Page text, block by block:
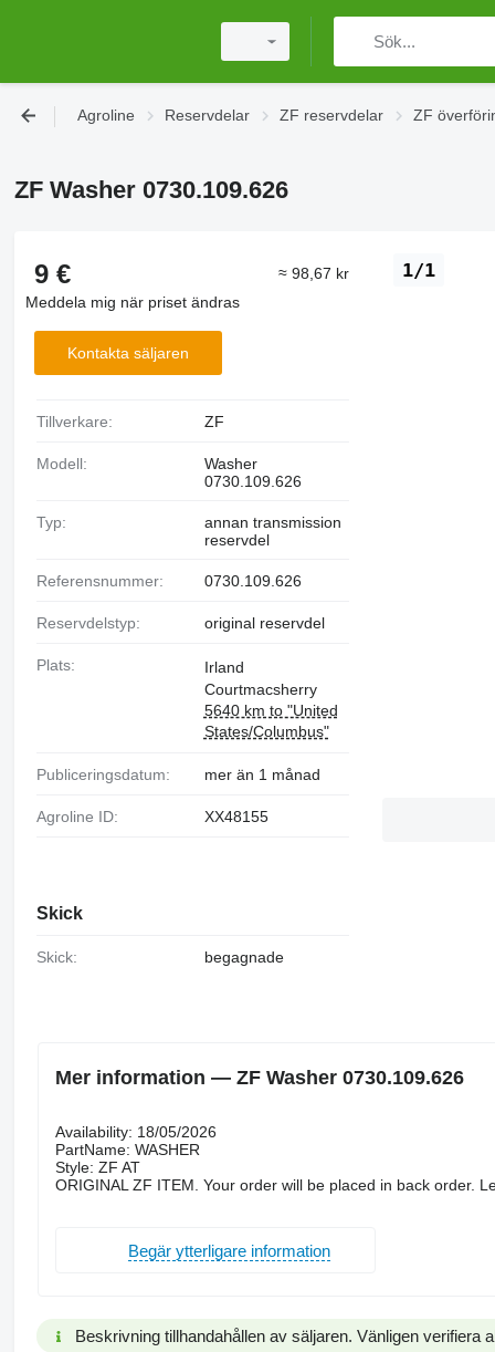
Agroline Reservdelar ZF reservdelar ZF
ZF Washer 0730.109.626
1/1
9 €
≈ 98,67 kr
Meddela mig när priset ändras
Kontakta säljaren
Tillverkare: ZF
Modell:
Washer
0730.109.626
Typ:
annan transmission
reservdel
Referensnummer: 0730.109.626
Reservdelstyp: original reservdel
Plats:
Irland
Courtmacsherry
5640 km to "United
States/Columbus"
Publiceringsdatum: mer än 1 månad
Agroline ID: XX48155
Skick
Skick: begagnade
Mer information — ZF Washer 0730.109.626
Availability: 18/05/2026
PartName: WASHER
Style: ZF AT
ORIGINAL ZF ITEM. Your order will be placed in back order.
Begär ytterligare information
Beskrivning tillhandahållen av säljaren. Vänligen verifiera